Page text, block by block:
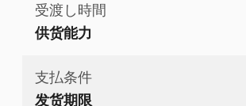
受渡し時間
供货能力
支払条件
发货期限